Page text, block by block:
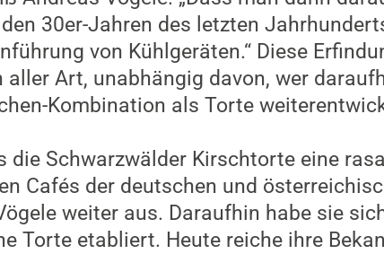
30er-Jahren des letzten
von Kühlgeräten.“ Diese
aller Art, unabhängig davon, wer
Kombination als Torte
die Schwarzwälder Kirschtorte eine
Cafés der deutschen und
weiter aus. Daraufhin habe sie
Torte etabliert. Heute reiche ihre